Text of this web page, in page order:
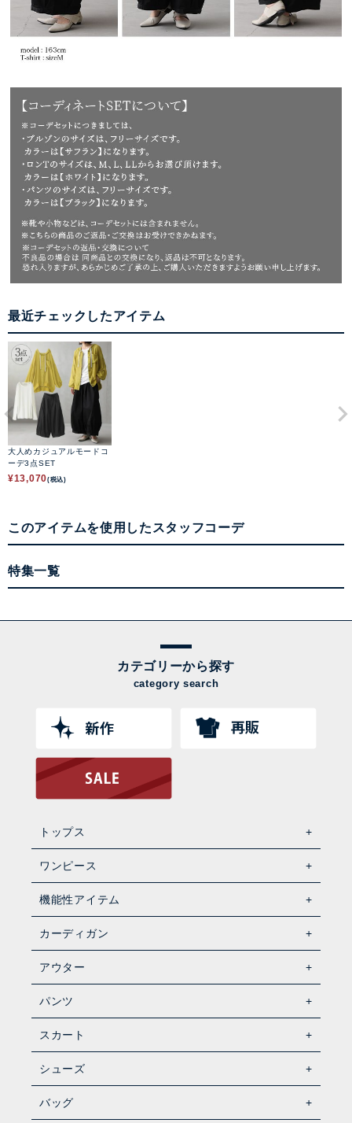
最近チェックしたアイテム
大人めカジュアルモードコ
ーデ3点SET
¥13,070(税込)
このアイテムを使用したスタッフコーデ
特集一覧
カテゴリーから探す
category search
トップス
ワンピース
機能性アイテム
カーディガン
アウター
パンツ
スカート
シューズ
バッグ